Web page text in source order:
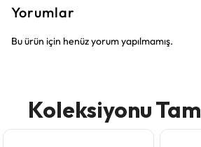
Yorumlar
Bu ürün için henüz yorum yapılmamış.
Koleksiyonu